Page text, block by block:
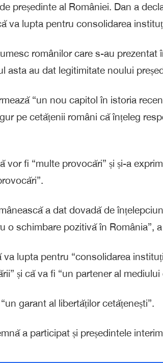
președinte al României. Dan a
va lupta pentru consolidarea
românilor care s-au prezentat
asta au dat legitimitate noului
“un nou capitol în istoria
pe cetățenii români că înțeleg
vor fi “multe provocări” și și-a
a dat dovadă de
o schimbare pozitivă în România”,
va lupta pentru “consolidarea
și că va fi “un partener al mediului
garant al libertăților cetățenești”.
a participat și președintele